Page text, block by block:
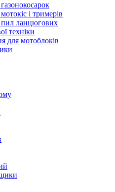
і тримерів
пил ланцюгових
техніки
для мотоблоків